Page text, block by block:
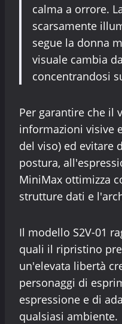
calma a orrore.
scarsamente
segue la donna
visuale cambia
concentrandosi
Per garantire che il
informazioni visive
del viso) ed evitare
postura,
MiniMax ottimizza
strutture dati e
Il modello S2V-01
quali il ripristino
un'elevata libertà
personaggi di
espressione e di
qualsiasi ambiente.